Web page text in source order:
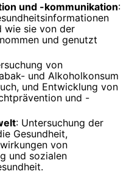
und -kommunikation:
wie sie von der
und genutzt
von
und Alkoholkonsum
und Entwicklung von
und -
: Untersuchung der
Gesundheit,
von
und sozialen